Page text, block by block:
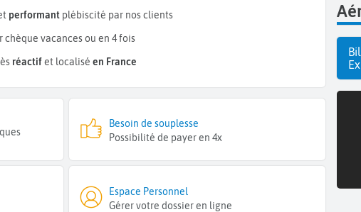
performant plébiscité par nos clients
chèque vacances ou en 4 fois
réactifet localisé en France
Besoin de souplesse
Possibilité de payer en 4x
Espace Personnel
Gérer votre dossier en ligne